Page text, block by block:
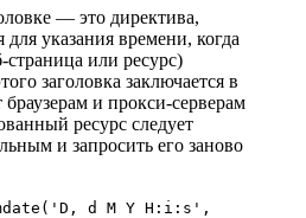
— это директива,
для указания времени, когда
страница или ресурс)
заголовка заключается в
и прокси-серверам
ресурс следует
и запросить его заново
d M Y H:i:s',